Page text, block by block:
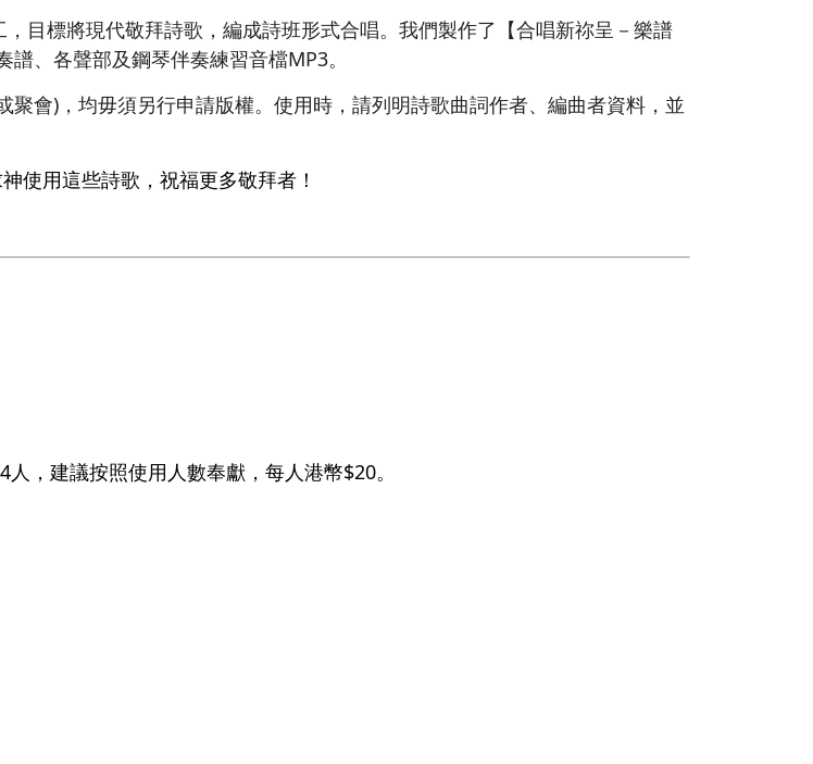
目標將現代敬拜詩歌，編成詩班形式合唱。我們製作了【合唱新祢呈－樂譜
、各聲部及鋼琴伴奏練習音檔MP3。
會)，均毋須另行申請版權。使用時，請列明詩歌曲詞作者、編曲者資料，並
使用這些詩歌，祝福更多敬拜者！
，建議按照使用人數奉獻，每人港幣$20。